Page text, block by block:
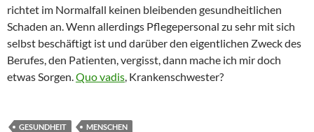
richtet im Normalfall keinen bleibenden gesundheitlichen
Schaden an. Wenn allerdings Pflegepersonal zu sehr mit sich
selbst beschäftigt ist und darüber den eigentlichen Zweck des
Berufes, den Patienten, vergisst, dann mache ich mir doch
etwas Sorgen.Quo vadis, Krankenschwester?
GESUNDHEIT MENSCHEN